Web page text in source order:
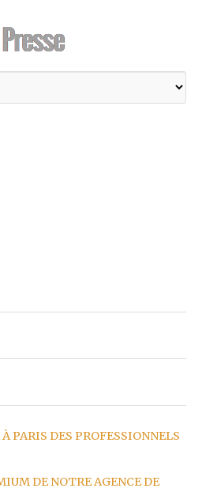
À PARIS DES PROFESSIONNELS
DE NOTRE AGENCE DE